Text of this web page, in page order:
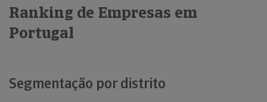
Ranking de Empresas em
Portugal
Segmentação por distrito